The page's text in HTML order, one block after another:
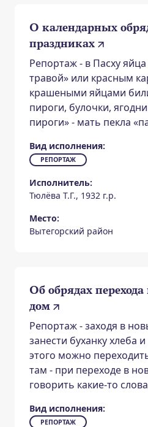
О календарных
праздниках
Репортаж - в Пасху
травой» или красным
крашеными яйцами
пироги, булочки,
пироги» - мать пекла
Вид исполнения:
РЕПОРТАЖ
Исполнитель:
Тюлёва Т.Г., 1932 г.р.
Место:
Вытегорский район
Об обрядах
дом
Репортаж - заходя в
занести буханку хлеба
этого можно
там - при переходе в
говорить какие-то слова
Вид исполнения:
РЕПОРТАЖ